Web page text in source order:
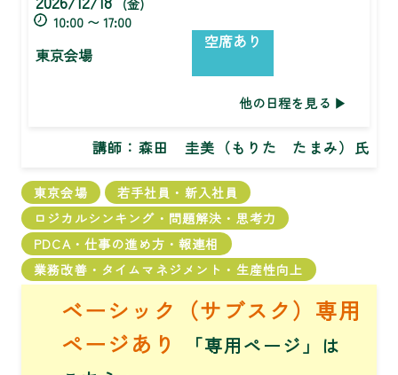
(金)
10:00 〜 17:00
東京会場
空席あり
他の日程を見る
講師： 森田 圭美（もりた たまみ）氏
東京会場
若手社員・新入社員
ロジカルシンキング・問題解決・思考力
PDCA・仕事の進め方・報連相
業務改善・タイムマネジメント・生産性向上
ベーシック（サブスク）専用
ページあり
「専用ページ」は